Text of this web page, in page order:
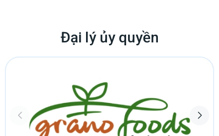
Thiết kế tối ưu cho phép truyền tải năng lượng hiệu
Độ bền bỉ:
Với đường kính 3 inch, phù hợp cho nhiều ứng
dụng khoan khác nhau.
Ưu điểm nổi bật của Búa DTH Wontech DHD3.5
Đại lý ủy quyền